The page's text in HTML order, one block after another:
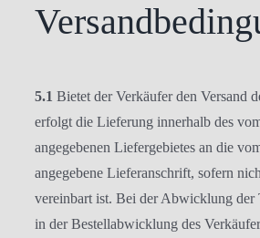
5.1 Bietet der Verkäufer den Versand
erfolgt die Lieferung innerhalb des
angegebenen Liefergebietes an die
angegebene Lieferanschrift, sofern
vereinbart ist. Bei der Abwicklung der
in der Bestellabwicklung des